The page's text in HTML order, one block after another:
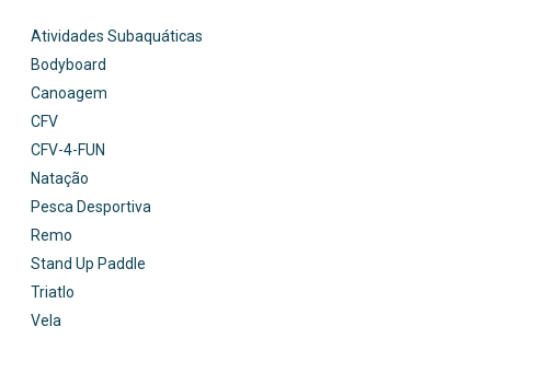
Atividades Subaquáticas
Bodyboard
Canoagem
CFV
CFV-4-FUN
Natação
Pesca Desportiva
Remo
Stand Up Paddle
Triatlo
Vela